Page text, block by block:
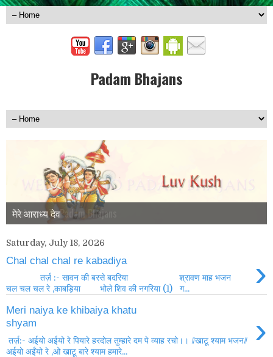
Padam Bhajans
Welcome To Padam Bhajans
मेरे आराध्य देव
Saturday, July 18, 2026
Chal chal chal re kabadiya ›
तर्ज़ :- सावन की बरसे बदरिया श्रावण माह भजन
चल चल चल रे ,काबड़िया भोले शिव की नगरिया (1) ग...
Meri naiya ke khibaiya khatu
shyam
›
तर्ज़:- अईयो अईयो रे पियारे हरदोल तुम्हारे दम पे व्याह रचो।। //खाटू श्याम भजन//
अईयो अईंयो रे ,ओ खाटू बारे श्याम हमारे...